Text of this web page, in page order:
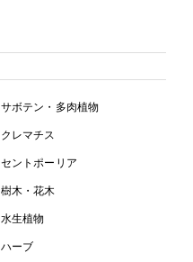
サボテン・多肉植物
クレマチス
セントポーリア
樹木・花木
水生植物
ハーブ